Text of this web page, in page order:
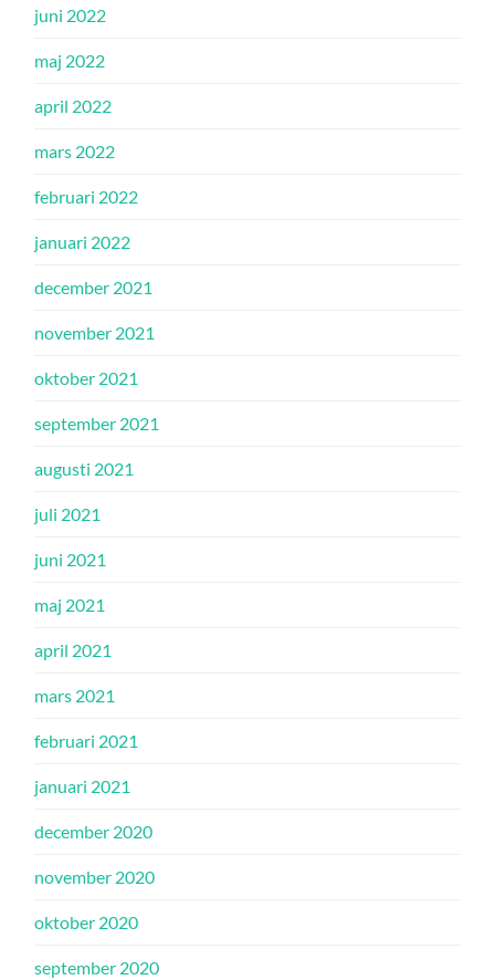
juni 2022
maj 2022
april 2022
mars 2022
februari 2022
januari 2022
december 2021
november 2021
oktober 2021
september 2021
augusti 2021
juli 2021
juni 2021
maj 2021
april 2021
mars 2021
februari 2021
januari 2021
december 2020
november 2020
oktober 2020
september 2020